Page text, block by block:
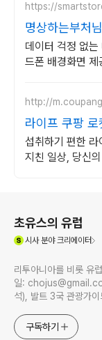
https://
명상하는부처
데이터 걱정 없
드폰 배경화면 제
http://
라이프 쿠팡
섭취하기 편한
지친 일상, 당신
초유스의 유럽
시사분야 크리에이터
리투아니아를 비롯 유
일:
석), 발트 3국 관광가
구독하기